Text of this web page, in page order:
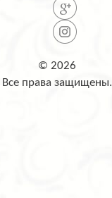
© 2026
Все права защищены.